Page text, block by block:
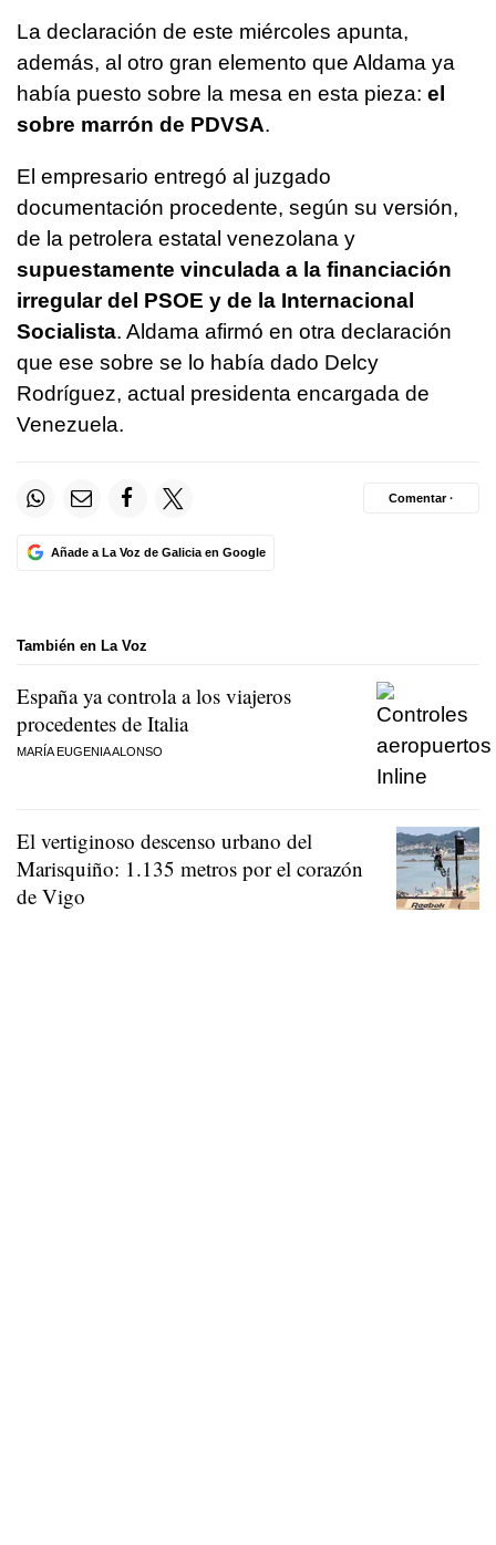
La declaración de este miércoles apunta,
además, al otro gran elemento que Aldama ya
había puesto sobre la mesa en esta pieza: el
sobre marrón de PDVSA.
El empresario entregó al juzgado
documentación procedente, según su versión,
de la petrolera estatal venezolana y
supuestamente vinculada a la financiación
irregular del PSOE y de la Internacional
Socialista. Aldama afirmó en otra declaración
que ese sobre se lo había dado Delcy
Rodríguez, actual presidenta encargada de
Venezuela.
Añade a La Voz de Galicia en Google
Comentar ·
También en La Voz
España ya controla a los viajeros
procedentes de Italia
MARÍA EUGENIA ALONSO
El vertiginoso descenso urbano del
Marisquiño: 1.135 metros por el corazón
de Vigo